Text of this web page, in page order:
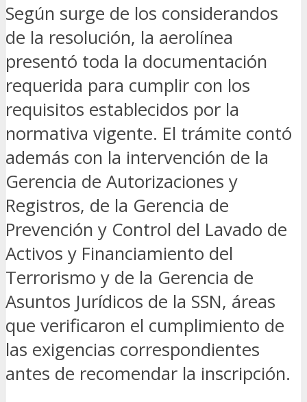
Según surge de los considerandos
de la resolución, la aerolínea
presentó toda la documentación
requerida para cumplir con los
requisitos establecidos por la
normativa vigente. El trámite contó
además con la intervención de la
Gerencia de Autorizaciones y
Registros, de la Gerencia de
Prevención y Control del Lavado de
Activos y Financiamiento del
Terrorismo y de la Gerencia de
Asuntos Jurídicos de la SSN, áreas
que verificaron el cumplimiento de
las exigencias correspondientes
antes de recomendar la inscripción.